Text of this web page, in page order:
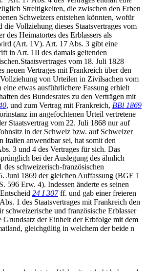
Streitigkeiten, die zwischen den Erben
Schweizers entstehen könnten, wofür
Vollziehung dieses Staatsvertrages vom
des Heimatortes des Erblassers als
(Art. 1V). Art. 17 Abs. 3 gibt eine
in Art. 1II des damals geltenden
vom 18. Juli 1828
neuen Vertrages mit Frankreich über den
von Urteilen in Zivilsachen vom
etwas ausführlichere Fassung erhielt
des Bundesrates zu den Verträgen mit
, und zum Vertrag mit Frankreich, BBl 1869
im angefochtenen Urteil vertretene
Staatsvertrag vom 22. Juli 1868 nur auf
in der Schweiz bzw. auf Schweizer
Italien anwendbar sei, hat somit den
3 und 4 des Vertrages für sich. Das
bei der Auslegung des ähnlich
des schweizerisch-französischen
Juni 1869 der gleichen Auffassung (BGE 1
596 Erw. 4). Indessen änderte es seinen
24 I 307ff. und gab einer freieren
1 des Staatsvertrages mit Frankreich den
schweizerische und französische Erblasser
Grundsatz der Einheit der Erbfolge mit dem
gleichgültig in welchem der beide n